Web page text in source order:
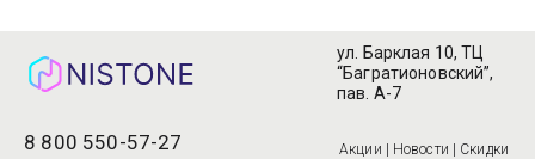
8 800 550-57-27
ул. Барклая 10, ТЦ
“Багратионовский”,
пав. А-7
Акции | Новости | Скидки